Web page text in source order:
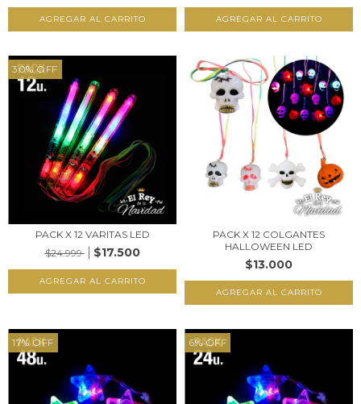
30%OFF
PACK X 12 VARITAS LED
$24.999
$17.500
PACK X 12 COLGANTES
HALLOWEEN LED
$13.000
17% OFF 6%OFF